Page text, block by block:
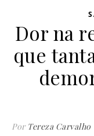
Dor na
que
Por Tereza Carvalho